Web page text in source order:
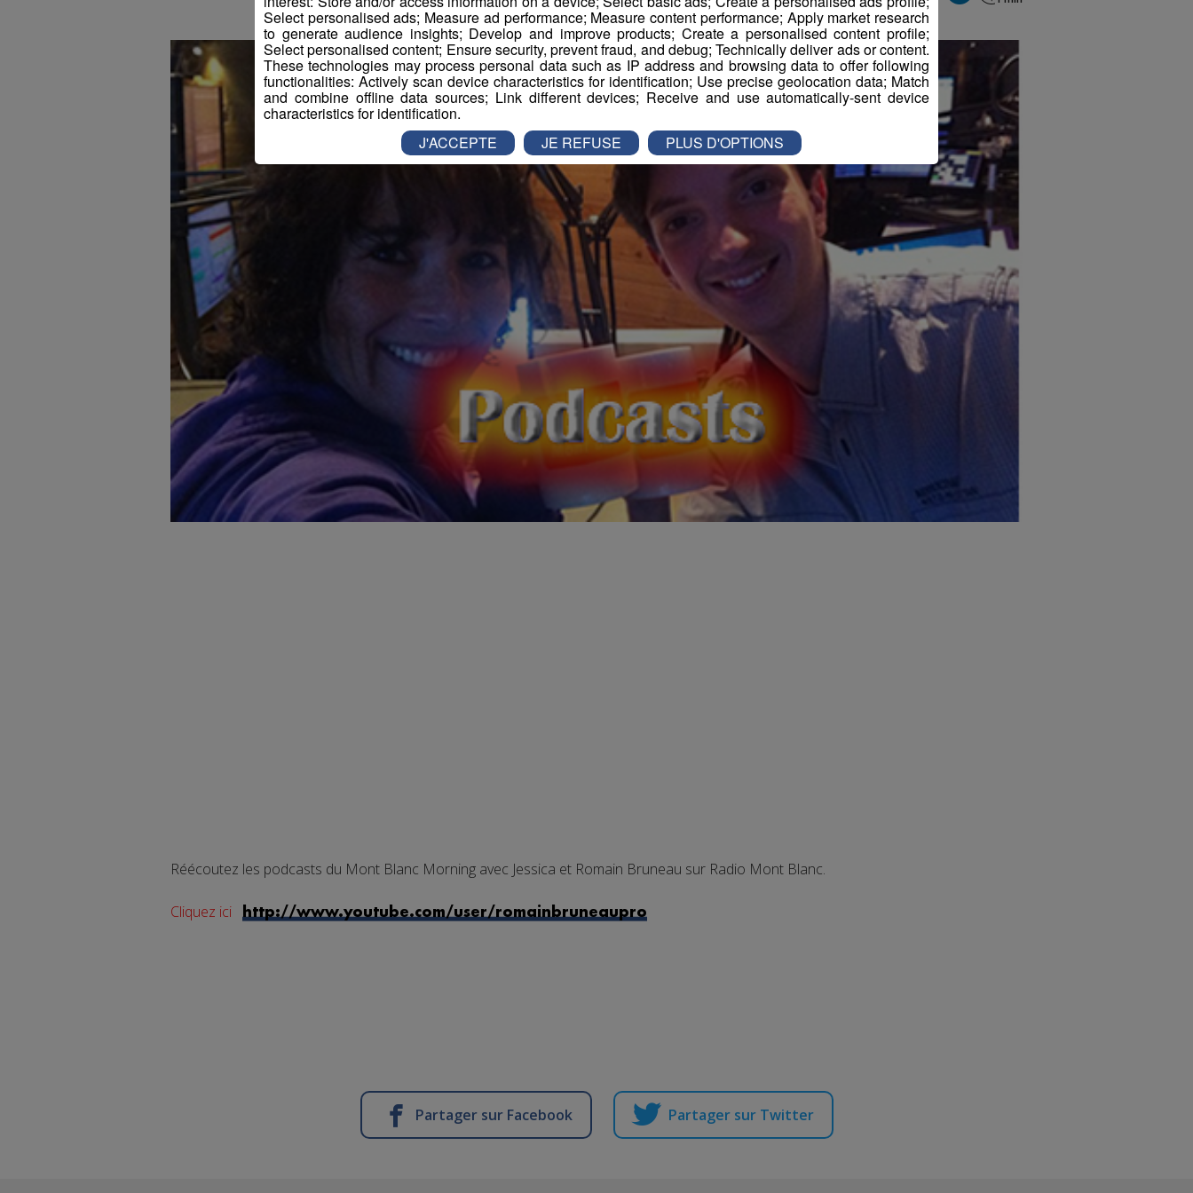
Réécoutez les podcasts du Mont Blanc Morning avec Jessica et Romain Bruneau sur Radio Mont Blanc.
Cliquez ici http://www.youtube.com/user/romainbruneaupro
Partager sur Facebook Partager sur Twitter
Select personalised ads; Measure ad performance; Measure content performance; Apply market research
to generate audience insights; Develop and improve products; Create a personalised content profile;
Select personalised content; Ensure security, prevent fraud, and debug; Technically deliver ads or content.
These technologies may process personal data such as IP address and browsing data to offer following
functionalities: Actively scan device characteristics for identification; Use precise geolocation data; Match
and combine offline data sources; Link different devices; Receive and use automatically-sent device
characteristics for identification.
J'ACCEPTE JE REFUSE PLUS D'OPTIONS